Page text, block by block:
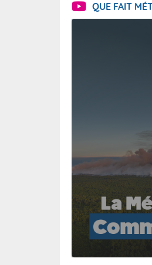
QUE FAIT